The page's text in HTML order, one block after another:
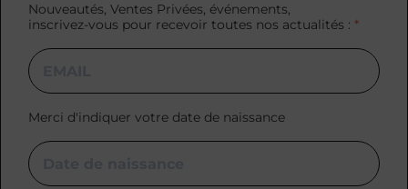
Nouveautés, Ventes Privées, événements,
inscrivez-vous pour recevoir toutes nos actualités :
Merci d'indiquer votre date de naissance